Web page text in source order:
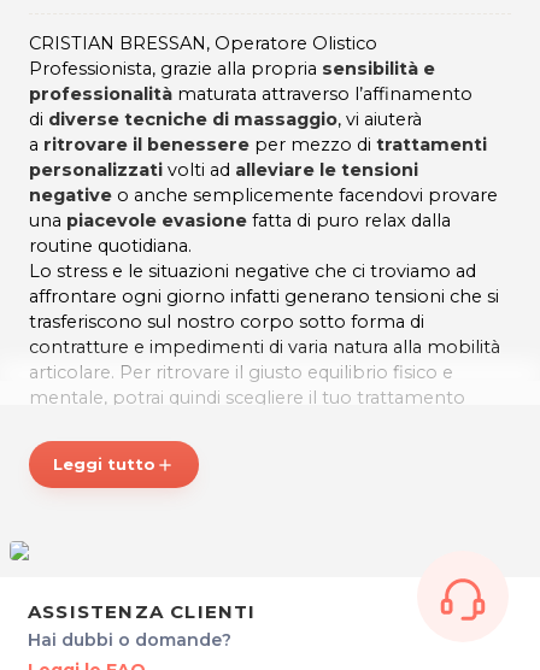
CRISTIAN BRESSAN, Operatore Olistico
Professionista, grazie alla propria sensibilità e
professionalità maturata attraverso l’affinamento
di diverse tecniche di massaggio, vi aiuterà
a ritrovare il benessere per mezzo di trattamenti
personalizzati volti ad alleviare le tensioni
negative o anche semplicemente facendovi provare
una piacevole evasione fatta di puro relax dalla
routine quotidiana.
Lo stress e le situazioni negative che ci troviamo ad
affrontare ogni giorno infatti generano tensioni che si
trasferiscono sul nostro corpo sotto forma di
contratture e impedimenti di varia natura alla mobilità
articolare. Per ritrovare il giusto equilibrio fisico e
mentale, potrai quindi scegliere il tuo trattamento
Massaggio tradizionale svedese con oli
Massaggio sportivo
Massaggio Maori®.
Leggi tutto add
ASSISTENZA CLIENTI
Hai dubbi o domande?